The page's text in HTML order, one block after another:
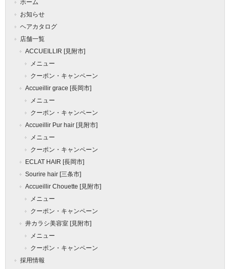
ホーム
お知らせ
ヘアカタログ
店舗一覧
ACCUEILLIR [見附市]
メニュー
クーポン・キャンペーン
Accueillir grace [長岡市]
メニュー
クーポン・キャンペーン
Accueillir Pur hair [見附市]
メニュー
クーポン・キャンペーン
ECLAT HAIR [長岡市]
Sourire hair [三条市]
Accueillir Chouette [見附市]
メニュー
クーポン・キャンペーン
井カラシ美容室 [見附市]
メニュー
クーポン・キャンペーン
採用情報